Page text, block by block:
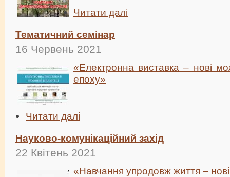
Читати далі
Тематичний семінар
16 Червень 2021
«Електронна виставка – нові
епоху»
Читати далі
Науково-комунікаційний захід
22 Квітень 2021
«Навчання упродовж життя –